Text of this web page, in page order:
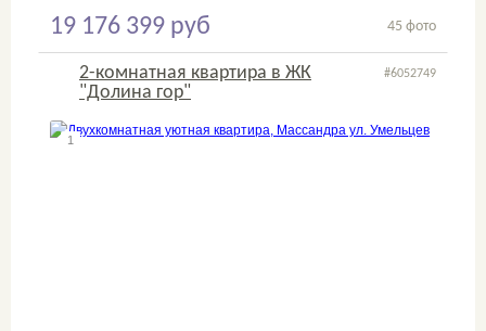
19 176 399 руб 45 фото
#6052749
2-комнатная квартира в ЖК
"Долина гор"
1